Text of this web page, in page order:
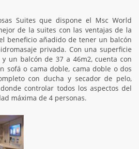
Suites que dispone el Msc World
de la suites con las ventajas de la
beneficio añadido de tener un balcón
privada. Con una superficie
un balcón de 37 a 46m2, cuenta con
sofá o cama doble, cama doble o dos
con ducha y secador de pelo,
controlar todos los aspectos del
máxima de 4 personas.